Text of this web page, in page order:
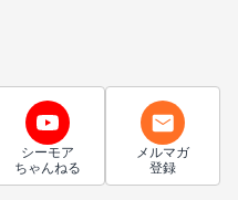
シーモア
ちゃんねる
メルマガ
登録